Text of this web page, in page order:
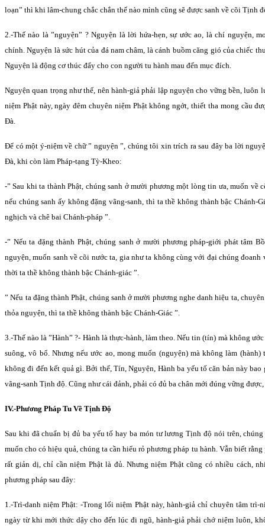
loạn” thì khi lâm-chung chắc chắn thế nào mình cũng sẽ được sanh về cõi Tịnh
2.-Thế nào là ”nguyện” ? Nguyện là lời hứa-hẹn, sự ước ao, là chí nguyện,
chính. Nguyện là sức hút của đá nam châm, là cánh buồm căng gió của chiếc
Nguyện là động cơ thúc đẩy cho con người tu hành mau đến mục đích.
Nguyện quan trọng như thế, nên hành-giả phải lập nguyện cho vững bền, luôn
niệm Phật này, ngày đêm chuyên niệm Phật không ngớt, thiết tha mong cầu
Ðà.
Ðể có một ý-niệm về chữ ” nguyện ”, chúng tôi xin trích ra sau đây ba lời
Ðà, khi còn làm Pháp-tạng Tỳ-Kheo:
-” Sau khi ta thành Phật, chúng sanh ở mười phương một lòng tin ưa, muốn về
nếu chúng sanh ấy không đặng vãng-sanh, thì ta thề không thành bậc Chánh-
nghịch và chê bai Chánh-pháp ”.
-” Nếu ta đặng thành Phật, chúng sanh ở mười phương pháp-giới phát tâm
nguyện, muốn sanh về cõi nước ta, gia như ta không cùng với đại chúng đoanh
thời ta thề không thành bậc Chánh-giác ”.
” Nếu ta đặng thành Phật, chúng sanh ở mười phương nghe danh hiệu ta,
thỏa nguyện, thì ta thề không thành bậc Chánh-Giác ”.
3.-Thế nào là ”Hành” ?- Hành là thực-hành, làm theo. Nếu tin (tín) mà không
suông, vô bổ. Nhưng nếu ước ao, mong muốn (nguyện) mà không làm
không đi đến kết quả gì. Bởi thế, Tín, Nguyện, Hành ba yếu tố căn bản này
vãng-sanh Tịnh độ. Cũng như cái đảnh, phải có đủ ba chân mới đúng vững
IV.-Phương Pháp Tu Về Tịnh Ðộ
Sau khi đã chuẩn bị đủ ba yếu tố hay ba món tư lương Tịnh độ nói trên,
muốn cho có hiệu quả, chúng ta cần hiểu rỏ phương pháp tu hành. Vẫn biết
rất giản dị, chỉ cần niệm Phật là đủ. Nhưng niệm Phật cũng có nhiều cách,
phương pháp sau đây:
1.-Trì-danh niệm Phật: -Trong lối niệm Phật này, hành-giả chỉ chuyên tâm trì-
ngày từ khi mới thức dậy cho đến lúc đi ngũ, hành-giả phải chớ niệm luôn,